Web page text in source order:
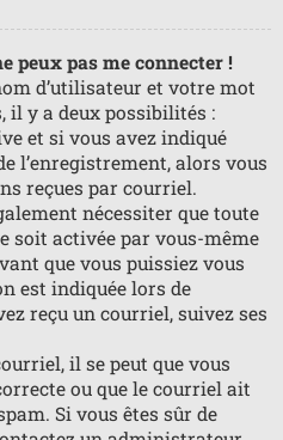
peux pas me connecter !
d’utilisateur et votre mot
il y a deux possibilités :
et si vous avez indiqué
l’enregistrement, alors vous
reçues par courriel.
nécessiter que toute
soit activée par vous-même
que vous puissiez vous
est indiquée lors de
reçu un courriel, suivez ses
il se peut que vous
ou que le courriel ait
Si vous êtes sûr de